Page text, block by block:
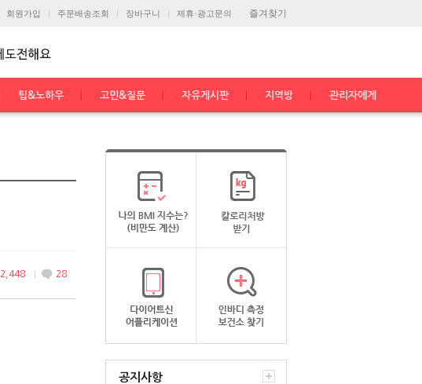
즐겨찾기
회원가입 주문배송조회 장바구니 제휴·광고문의
팁&노하우 고민&질문 자유게시판 지역방 관리자에게
2,448 28
공지사항